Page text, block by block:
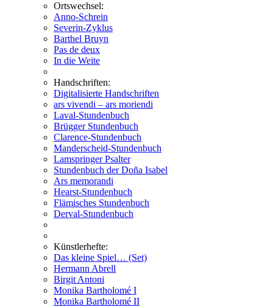
Ortswechsel:
Anno-Schrein
Severin-Zyklus
Barthel Bruyn
Pas de deux
In die Weite
Handschriften:
Digitalisierte Handschriften
ars vivendi – ars moriendi
Laval-Stundenbuch
Brügger Stundenbuch
Clarence-Stundenbuch
Manderscheid-Stundenbuch
Lamspringer Psalter
Stundenbuch der Doña Isabel
Ars memorandi
Hearst-Stundenbuch
Flämisches Stundenbuch
Derval-Stundenbuch
Künstlerhefte:
Das kleine Spiel… (Set)
Hermann Abrell
Birgit Antoni
Monika Bartholomé I
Monika Bartholomé II